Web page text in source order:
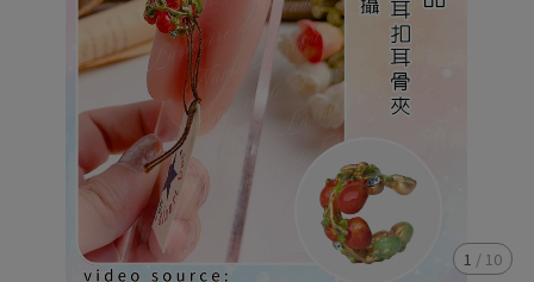
1 / 10